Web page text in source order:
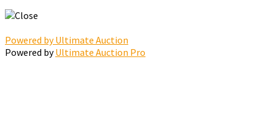
Powered by Ultimate Auction
Powered byUltimate Auction Pro